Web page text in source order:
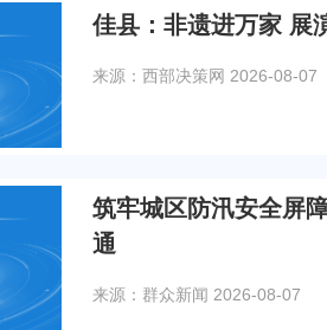
佳县：非遗进万家 展
来源：西部决策网 2026-08-07
筑牢城区防汛安全屏
通
来源：群众新闻 2026-08-07